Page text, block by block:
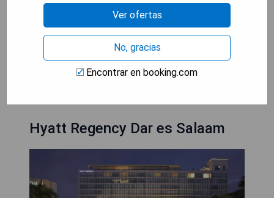
- Desayuno buffet incluido.
- WiFi gratuito en todas las instalaciones.
- Estacionamiento sin costo adicional.
MOSTRAR DISPONIBILIDAD
Hyatt Regency Dar es Salaam
Ver ofertas
No, gracias
Encontrar en booking.com